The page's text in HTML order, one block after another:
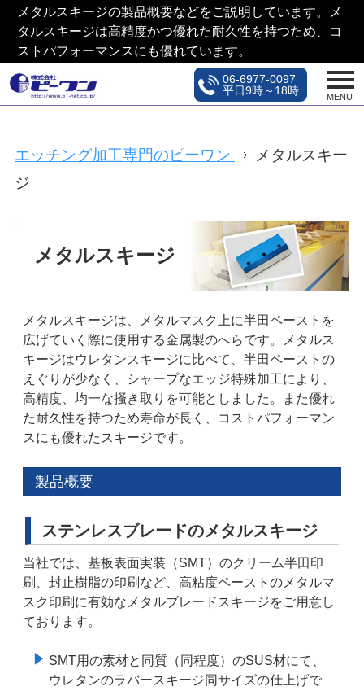
メタルスキージの製品概要などをご説明しています。メ
タルスキージは高精度かつ優れた耐久性を持つため、コ
ストパフォーマンスにも優れています。
06-6977-0097
平日9時～18時
MENU
エッチング加工専門のピーワン
メタルスキー
ジ
メタルスキージ
メタルスキージは、メタルマスク上に半田ペーストを
広げていく際に使用する金属製のへらです。メタルス
キージはウレタンスキージに比べて、半田ペーストの
えぐりが少なく、シャープなエッジ特殊加工により、
高精度、均一な掻き取りを可能としました。また優れ
た耐久性を持つため寿命が長く、コストパフォーマン
スにも優れたスキージです。
製品概要
ステンレスブレードのメタルスキージ
当社では、基板表面実装（SMT）のクリーム半田印
刷、封止樹脂の印刷など、高粘度ペーストのメタルマ
スク印刷に有効なメタルブレードスキージをご用意し
ております。
SMT用の素材と同質（同程度）のSUS材にて、
ウレタンのラバースキージ同サイズの仕上げで